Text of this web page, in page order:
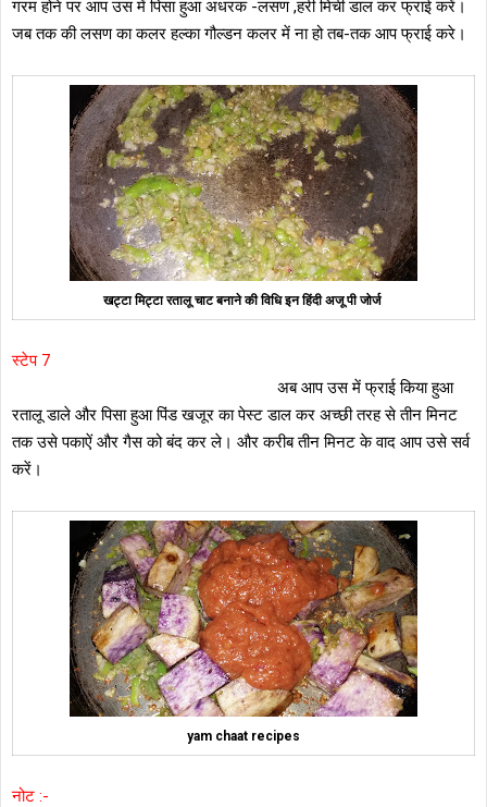
गरम होने पर आप उस में पिसा हुआ अधरक -लसण ,हरी मिर्ची डाल कर फ्राई करें।
जब तक की लसण का कलर हल्का गौल्डन कलर में ना हो तब-तक आप फ्राई करे।
खट्टा मिट्टा रतालू चाट बनाने की विधि इन हिंदी अजू पी जोर्ज
स्टेप 7
अब आप उस में फ्राई किया हुआ
रतालू डाले और पिसा हुआ पिंड खजूर का पेस्ट डाल कर अच्छी तरह से तीन मिनट
तक उसे पकाऐं और गैस को बंद कर ले। और करीब तीन मिनट के वाद आप उसे सर्व
करें।
yam chaat recipes
नोट :-